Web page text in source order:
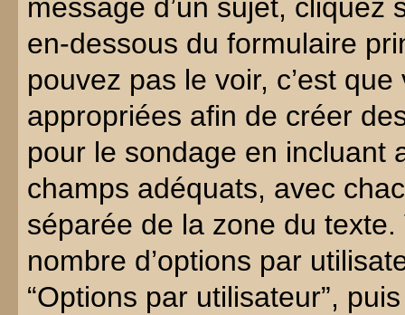
message d’un sujet, cliquez
en-dessous du formulaire
pouvez pas le voir, c’est
appropriées afin de créer
pour le sondage en incluant
champs adéquats, avec
séparée de la zone du
nombre d’options par
“Options par utilisateur”,